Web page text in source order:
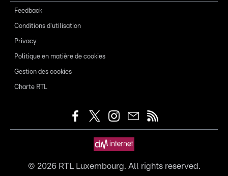
Feedback
Conditions d'utilisation
Privacy
Politique en matière de cookies
Gestion des cookies
Charte RTL
© 2026RTL Luxembourg. All rights reserved.